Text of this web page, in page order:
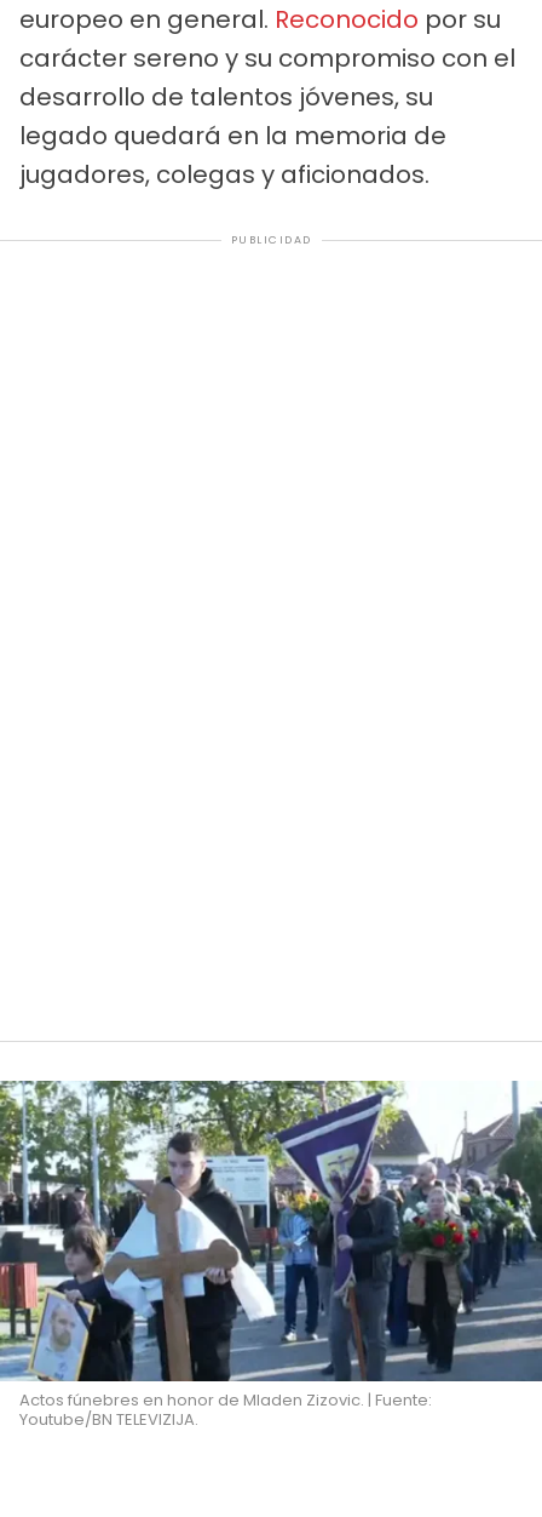
europeo en general. Reconocido por su
carácter sereno y su compromiso con el
desarrollo de talentos jóvenes, su
legado quedará en la memoria de
jugadores, colegas y aficionados.
PUBLICIDAD
Actos fúnebres en honor de Mladen Zizovic. | Fuente:
Youtube/BN TELEVIZIJA.